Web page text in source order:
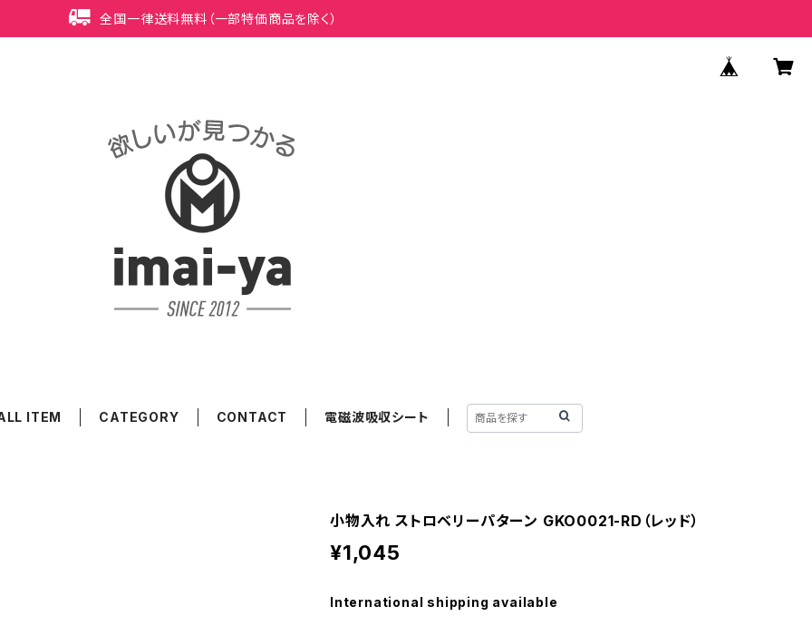
全国一律送料無料（一部特価商品を除く）
ITEM CATEGORY CONTACT 電磁波吸収シート
小物入れ ストロベリーパターン GKO0021-RD（レッド）
¥1,045
International shipping available